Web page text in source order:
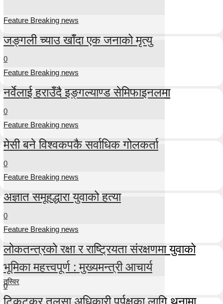
Feature Breaking news
जङ्गली च्याउ खाँदा एक जनाको मृत्यु
0
Feature Breaking news
नर्वेलाई हराउँदै इङ्गल्याण्ड सेमिफाइनलमा
0
Feature Breaking news
मेसी बने विश्वकपकै सर्वाधिक गोलकर्ता
0
Feature Breaking news
अज्ञात समूहद्धारा युवाको हत्या
0
Feature Breaking news
लोकतन्त्रको रक्षा र राष्ट्रियता संरक्षणमा युवाको
भूमिका महत्त्वपूर्ण : मुख्यमन्त्री आचार्य
0
तस्विर
टिकटकर तुलसा अधिकारी पुर्पक्षका लागि थुनामा